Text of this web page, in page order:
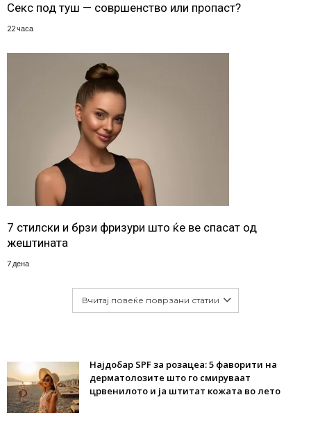
Секс под туш — совршенство или пропаст?
22 часа
7 стилски и брзи фризури што ќе ве спасат од
жештината
7 дена
Вчитај повеќе поврзани статии
Најдобар SPF за розацеа: 5 фаворити на
дерматолозите што го смируваат
црвенилото и ја штитат кожата во лето